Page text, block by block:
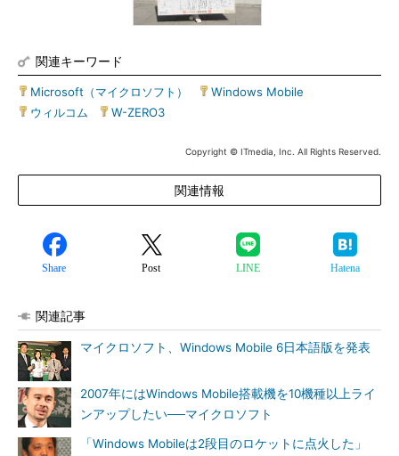
関連キーワード
Microsoft（マイクロソフト） Windows Mobile
ウィルコム
W-ZERO3
Copyright © ITmedia, Inc. All Rights Reserved.
関連情報
Share Post LINE Hatena
関連記事
マイクロソフト、Windows Mobile 6日本語版を発表
2007年にはWindows Mobile搭載機を10機種以上ライ
ンアップしたい──マイクロソフト
「Windows Mobileは2段目のロケットに点火した」